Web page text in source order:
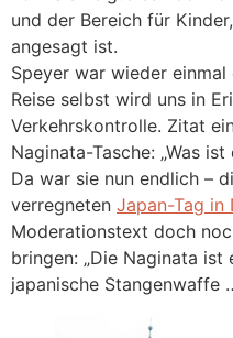
und der Bereich für
angesagt ist.
Speyer war wieder
Reise selbst wird uns in
Verkehrskontrolle. Zitat
Naginata-Tasche: „Was
Da war sie nun endlich –
verregneten Japan-Tag in
Moderationstext doch
bringen: „Die Naginata
japanische Stangenwaffe